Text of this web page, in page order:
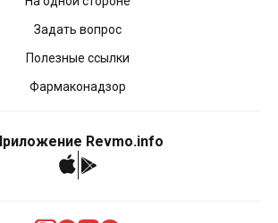
Revmo.info
Задать вопрос
Полезные ссылки
Фармаконадзор